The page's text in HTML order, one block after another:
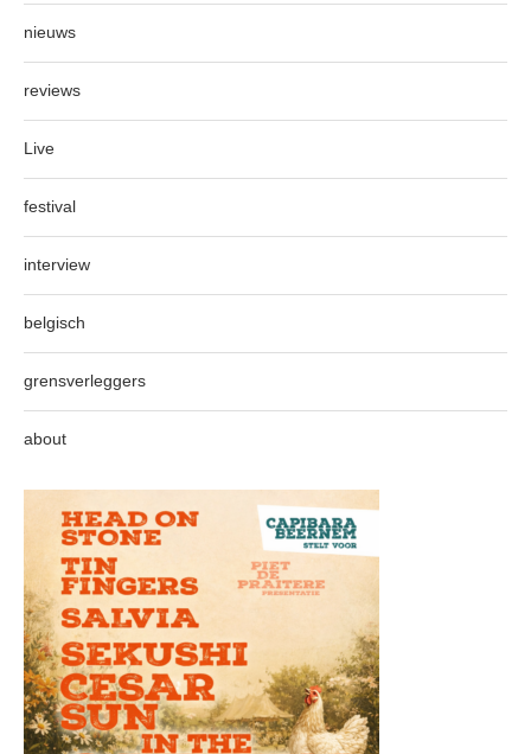
nieuws
reviews
Live
festival
interview
belgisch
grensverleggers
about